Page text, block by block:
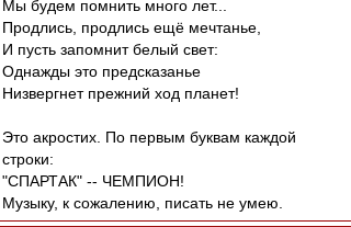
Мы будем помнить много лет...
Продлись, продлись ещё мечтанье,
И пусть запомнит белый свет:
Однажды это предсказанье
Низвергнет прежний ход планет!
Это акростих. По первым буквам каждой
строки:
"СПАРТАК" -- ЧЕМПИОН!
Музыку, к сожалению, писать не умею.